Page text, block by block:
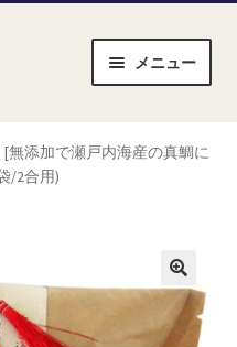
メニュー
お買い物かご
ショップ
[無添加で瀬戸内海産の真鯛に
/2合用)